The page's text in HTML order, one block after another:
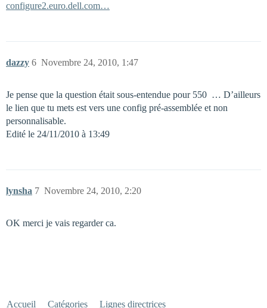
configure2.euro.dell.com…
dazzy Novembre 24, 2010, 1:47
6
Je pense que la question était sous-entendue pour 550  … D’ailleurs
le lien que tu mets est vers une config pré-assemblée et non
personnalisable.
Edité le 24/11/2010 à 13:49
lynsha Novembre 24, 2010, 2:20
7
OK merci je vais regarder ca.
Accueil Catégories Lignes directrices